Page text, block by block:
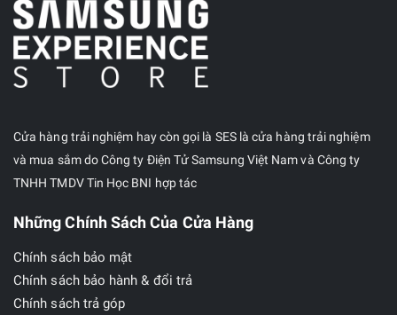
Cửa hàng trải nghiệm hay còn gọi là SES là cửa hàng trải nghiệm
và mua sắm do Công ty Điện Tử Samsung Việt Nam và Công ty
TNHH TMDV Tin Học BNI hợp tác
Những Chính Sách Của Cửa Hàng
Chính sách bảo mật
Chính sách bảo hành & đổi trả
Chính sách trả góp